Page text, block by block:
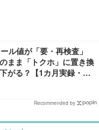
ル値が「要・再検査」
まま「トクホ」に置き換
がる？【1カ月実録・ビ
Recommended by